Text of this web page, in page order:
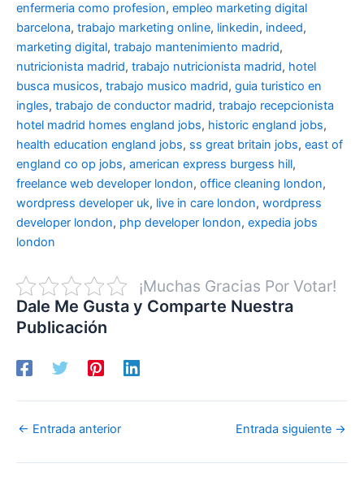
enfermeria como profesion, empleo marketing digital
barcelona, trabajo marketing online, linkedin, indeed,
marketing digital, trabajo mantenimiento madrid,
nutricionista madrid, trabajo nutricionista madrid, hotel
busca musicos, trabajo musico madrid, guia turistico en
ingles, trabajo de conductor madrid, trabajo recepcionista
hotel madrid homes england jobs, historic england jobs,
health education england jobs, ss great britain jobs, east of
england co op jobs, american express burgess hill,
freelance web developer london, office cleaning london,
wordpress developer uk, live in care london, wordpress
developer london, php developer london, expedia jobs
london
¡Muchas Gracias Por Votar!
Dale Me Gusta y Comparte Nuestra
Publicación
← Entrada anterior Entrada siguiente →